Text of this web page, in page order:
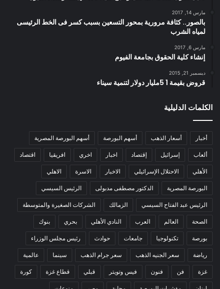
مارس 14, 2017
بالصور.. كثافة مرورية بمحور التسعين بسبب كسر فى الخط الرئيسى
لمياه الشرب
مارس 6, 2017
إنشاء كلية الحقوق بجامعة الفيوم
ديسمبر 21, 2015
قروض بقيمة 1 5مليار دولار لتنمية سيناء
الكلمات الدليلية
أخبار أسعار الذهب أسهم البورصة أسهم البورصة المصرية
ألعاب إسرائيل إقتصاد اخبار اخري افريقيا اقتصاد
الأهلي الاحتلال الإسرائيلي الاخبار الاسرة الاهلي
البورصة المصرية الدكتور مصطفى مدبولى الرئيس السيسي
الرئيس عبد الفتاح السيسي الزمالك الشركات الصغيرة والمتوسطة
الصحة العالم العرب النادي الأهلي بحري بنوك
بورصة تكنولوجيا جامعات حوادث رئيس مجلس الوزراء
رياضة سعر الجنيه الذهب سعر جرام الذهب سينما عالمية
غزة فن فنون فيس وتويتر قبلي قطاع غزة كورة